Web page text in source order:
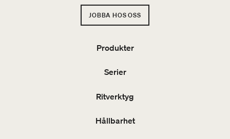
JOBBA HOS OSS
Produkter
Serier
Ritverktyg
Hållbarhet